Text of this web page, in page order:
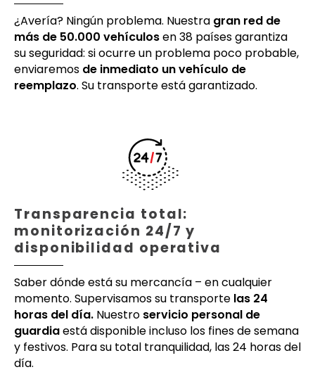
¿Avería? Ningún problema. Nuestra gran red de
más de 50.000 vehículosen 38 países garantiza
su seguridad: si ocurre un problema poco probable,
enviaremos de inmediato un vehículo de
reemplazo. Su transporte está garantizado.
Transparencia total:
monitorización 24/7 y
disponibilidad operativa
Saber dónde está su mercancía – en cualquier
momento. Supervisamos su transporte las 24
horas del día. Nuestro servicio personal de
guardiaestá disponible incluso los fines de semana
y festivos. Para su total tranquilidad, las 24 horas del
día.